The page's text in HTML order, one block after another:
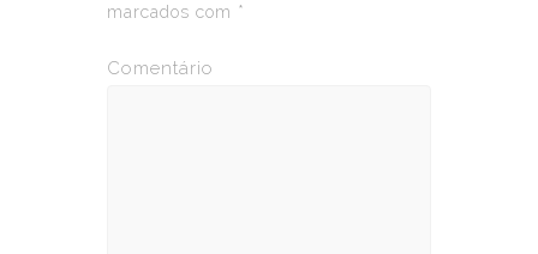
marcados com *
Comentário